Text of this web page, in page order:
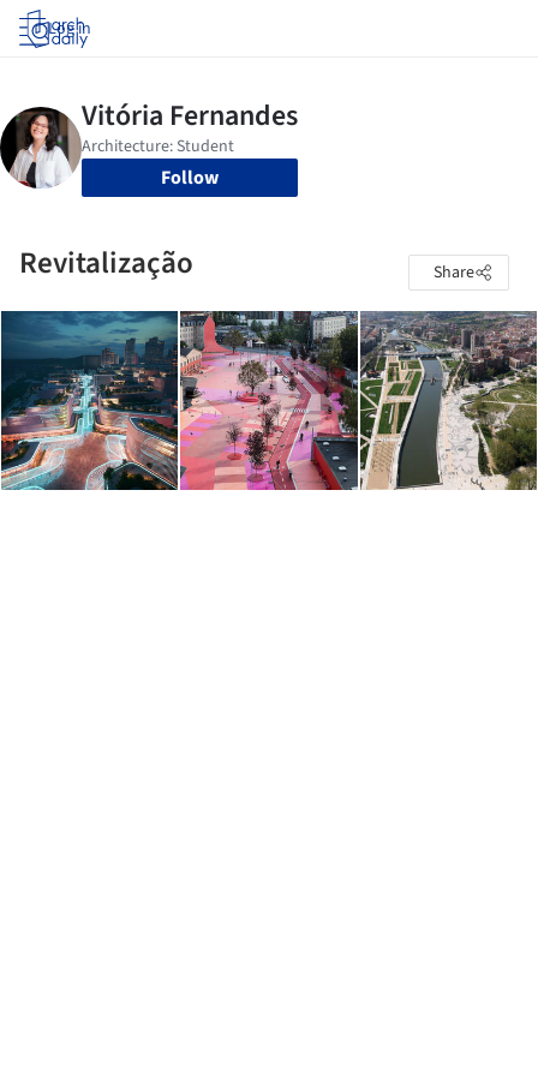
Log in
Follow
Revitalização Share